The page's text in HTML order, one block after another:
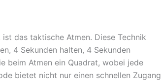
das taktische Atmen. Diese Technik
4 Sekunden halten, 4 Sekunden
beim Atmen ein Quadrat, wobei jede
bietet nicht nur einen schnellen Zugang